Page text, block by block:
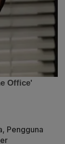
Pengguna